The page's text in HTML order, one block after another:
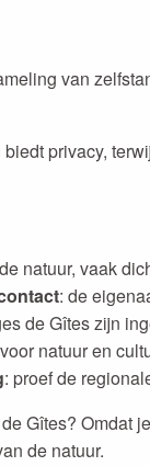
van
privacy,
natuur, vaak
: de
de Gîtes zijn
natuur en
: proef de
Gîtes? Omdat
de natuur.